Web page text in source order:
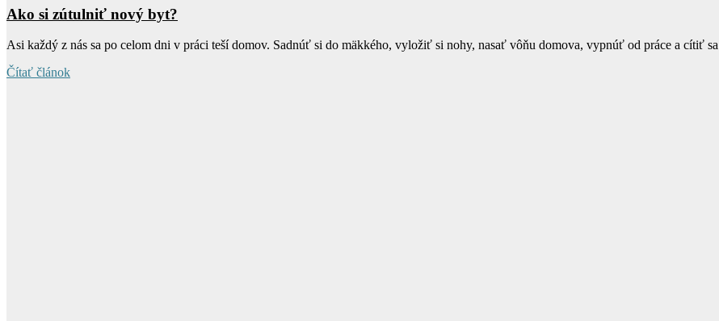
Ako si zútulniť nový byt?
Asi každý z nás sa po celom dni v práci teší domov. Sadnúť si do mäkkého, vyložiť si nohy, nasať vôňu domova, vypnúť od práce a cítiť sa
Čítať článok